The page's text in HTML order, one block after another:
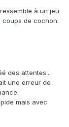
à un jeu
coups de cochon.
des attentes...
une erreur de
mais avec